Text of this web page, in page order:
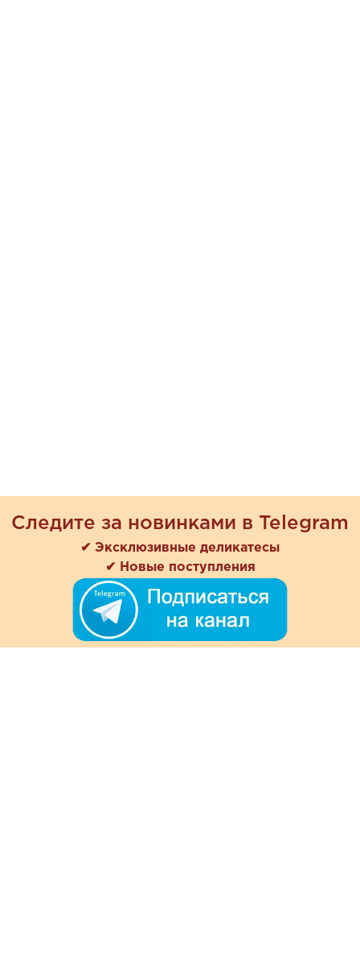
Следите за новинками в Telegram
✔ Эксклюзивные деликатесы
✔ Новые поступления